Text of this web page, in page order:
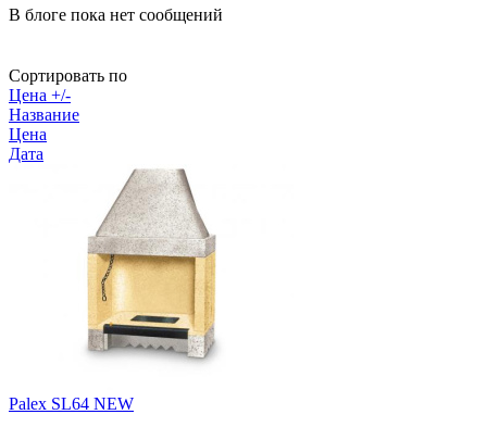
В блоге пока нет сообщений
Сортировать по
Цена +/-
Название
Цена
Дата
Palex SL64 NEW